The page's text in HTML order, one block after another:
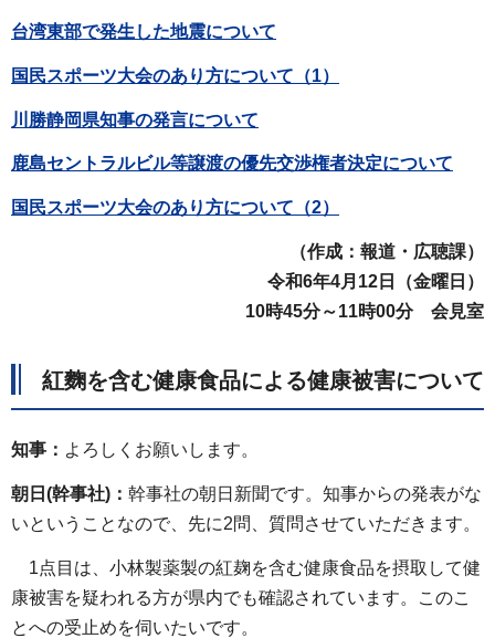
台湾東部で発生した地震について
国民スポーツ大会のあり方について（1）
川勝静岡県知事の発言について
鹿島セントラルビル等譲渡の優先交渉権者決定について
国民スポーツ大会のあり方について（2）
（作成：報道・広聴課）
令和6年4月12日（金曜日）
10時45分～11時00分 会見室
紅麴を含む健康食品による健康被害について
知事： よろしくお願いします。
朝日(幹事社)： 幹事社の朝日新聞です。知事からの発表がな
いということなので、先に2問、質問させていただきます。
1点目は、小林製薬製の紅麹を含む健康食品を摂取して健
康被害を疑われる方が県内でも確認されています。このこ
とへの受止めを伺いたいです。